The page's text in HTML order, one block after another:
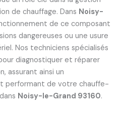
de chauffage. Dans Noisy-
de ce composant
dangereuses ou une usure
Nos techniciens spécialisés
diagnostiquer et réparer
assurant ainsi un
performant de votre chauffe-
Noisy-le-Grand 93160.